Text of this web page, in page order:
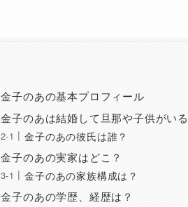
金子のあの基本プロフィール
金子のあは結婚して旦那や子供がい
金子のあの彼氏は誰？
金子のあの実家はどこ？
金子のあの家族構成は？
金子のあの学歴、経歴は？